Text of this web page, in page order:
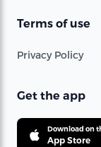
Terms of use
Privacy Policy
Get the app
Download on
App Store